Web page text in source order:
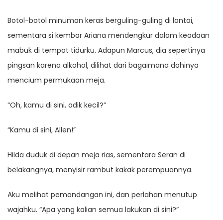
Botol-botol minuman keras berguling-guling di lantai,
sementara si kembar Ariana mendengkur dalam keadaan
mabuk di tempat tidurku. Adapun Marcus, dia sepertinya
pingsan karena alkohol, dilihat dari bagaimana dahinya
mencium permukaan meja.
“Oh, kamu di sini, adik kecil?”
“Kamu di sini, Allen!”
Hilda duduk di depan meja rias, sementara Seran di
belakangnya, menyisir rambut kakak perempuannya.
Aku melihat pemandangan ini, dan perlahan menutup
wajahku. “Apa yang kalian semua lakukan di sini?”